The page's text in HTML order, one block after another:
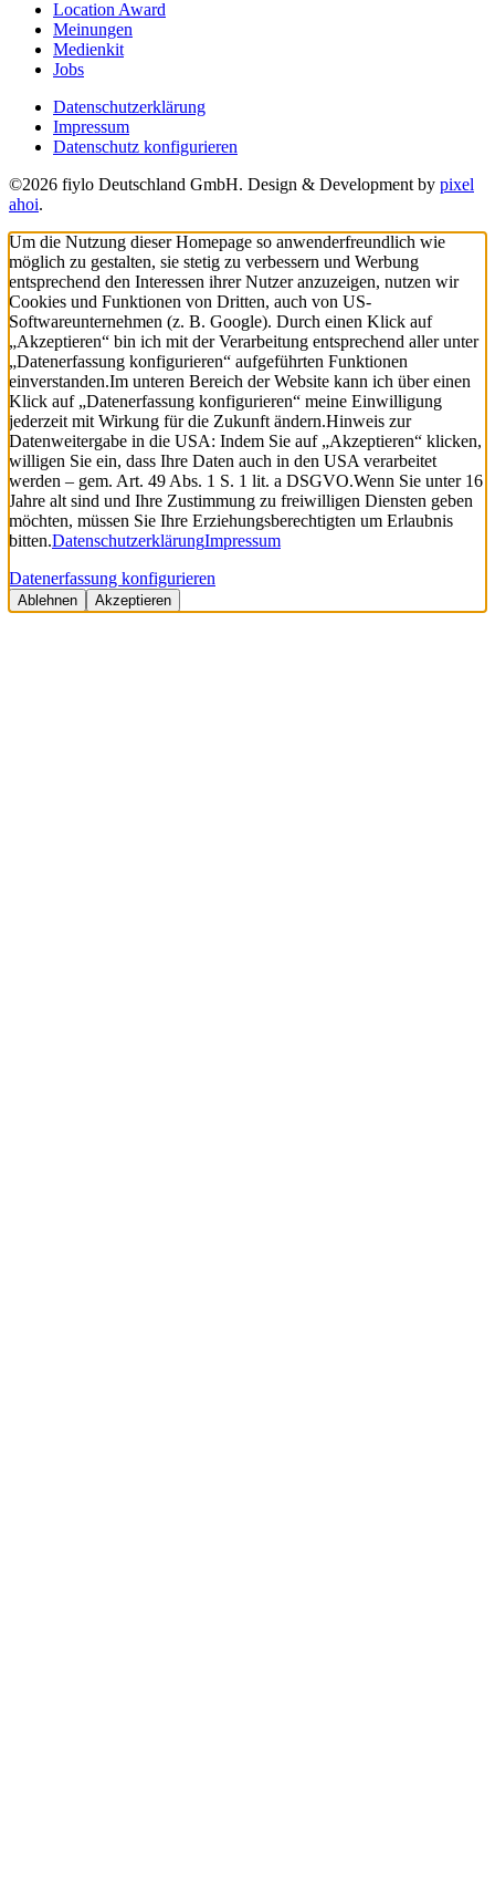
Location Award
Meinungen
Medienkit
Jobs
Datenschutzerklärung
Impressum
Datenschutz konfigurieren
©2026 fiylo Deutschland GmbH. Design & Development by pixel
ahoi.
Um die Nutzung dieser Homepage so anwenderfreundlich wie
möglich zu gestalten, sie stetig zu verbessern und Werbung
entsprechend den Interessen ihrer Nutzer anzuzeigen, nutzen wir
Cookies und Funktionen von Dritten, auch von US-
Softwareunternehmen (z. B. Google). Durch einen Klick auf
„Akzeptieren“ bin ich mit der Verarbeitung entsprechend aller unter
„Datenerfassung konfigurieren“ aufgeführten Funktionen
einverstanden.Im unteren Bereich der Website kann ich über einen
Klick auf „Datenerfassung konfigurieren“ meine Einwilligung
jederzeit mit Wirkung für die Zukunft ändern.Hinweis zur
Datenweitergabe in die USA: Indem Sie auf „Akzeptieren“ klicken,
willigen Sie ein, dass Ihre Daten auch in den USA verarbeitet
werden – gem. Art. 49 Abs. 1 S. 1 lit. a DSGVO.Wenn Sie unter 16
Jahre alt sind und Ihre Zustimmung zu freiwilligen Diensten geben
möchten, müssen Sie Ihre Erziehungsberechtigten um Erlaubnis
bitten.DatenschutzerklärungImpressum
Datenerfassung konfigurieren
Ablehnen Akzeptieren